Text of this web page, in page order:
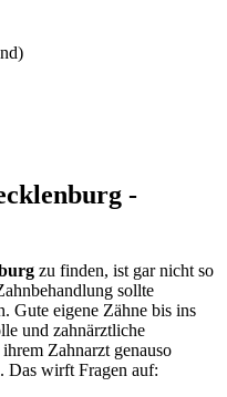
-
zu finden, ist gar nicht so
sollte
Gute eigene Zähne bis ins
und zahnärztliche
Zahnarzt genauso
Das wirft Fragen auf: